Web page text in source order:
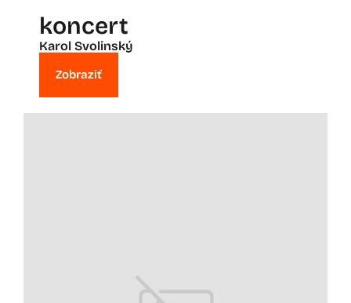
koncert
Karol Svolinský
Zobraziť